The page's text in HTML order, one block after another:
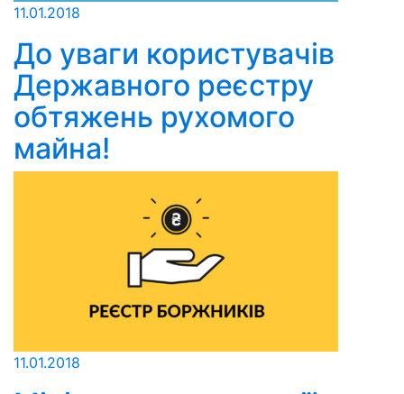
11.01.2018
До уваги користувачів
Державного реєстру
обтяжень рухомого
майна!
11.01.2018